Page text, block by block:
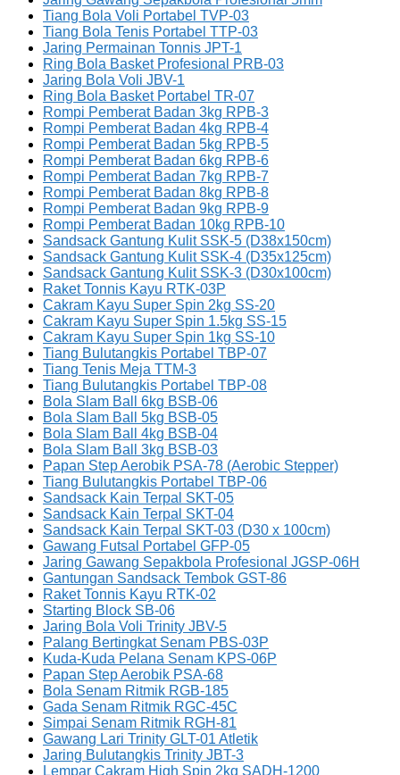
Tiang Bola Voli Portabel TVP-03
Tiang Bola Tenis Portabel TTP-03
Jaring Permainan Tonnis JPT-1
Ring Bola Basket Profesional PRB-03
Jaring Bola Voli JBV-1
Ring Bola Basket Portabel TR-07
Rompi Pemberat Badan 3kg RPB-3
Rompi Pemberat Badan 4kg RPB-4
Rompi Pemberat Badan 5kg RPB-5
Rompi Pemberat Badan 6kg RPB-6
Rompi Pemberat Badan 7kg RPB-7
Rompi Pemberat Badan 8kg RPB-8
Rompi Pemberat Badan 9kg RPB-9
Rompi Pemberat Badan 10kg RPB-10
Sandsack Gantung Kulit SSK-5 (D38x150cm)
Sandsack Gantung Kulit SSK-4 (D35x125cm)
Sandsack Gantung Kulit SSK-3 (D30x100cm)
Raket Tonnis Kayu RTK-03P
Cakram Kayu Super Spin 2kg SS-20
Cakram Kayu Super Spin 1.5kg SS-15
Cakram Kayu Super Spin 1kg SS-10
Tiang Bulutangkis Portabel TBP-07
Tiang Tenis Meja TTM-3
Tiang Bulutangkis Portabel TBP-08
Bola Slam Ball 6kg BSB-06
Bola Slam Ball 5kg BSB-05
Bola Slam Ball 4kg BSB-04
Bola Slam Ball 3kg BSB-03
Papan Step Aerobik PSA-78 (Aerobic Stepper)
Tiang Bulutangkis Portabel TBP-06
Sandsack Kain Terpal SKT-05
Sandsack Kain Terpal SKT-04
Sandsack Kain Terpal SKT-03 (D30 x 100cm)
Gawang Futsal Portabel GFP-05
Jaring Gawang Sepakbola Profesional JGSP-06H
Gantungan Sandsack Tembok GST-86
Raket Tonnis Kayu RTK-02
Starting Block SB-06
Jaring Bola Voli Trinity JBV-5
Palang Bertingkat Senam PBS-03P
Kuda-Kuda Pelana Senam KPS-06P
Papan Step Aerobik PSA-68
Bola Senam Ritmik RGB-185
Gada Senam Ritmik RGC-45C
Simpai Senam Ritmik RGH-81
Gawang Lari Trinity GLT-01 Atletik
Jaring Bulutangkis Trinity JBT-3
Lempar Cakram High Spin 2kg SADH-1200